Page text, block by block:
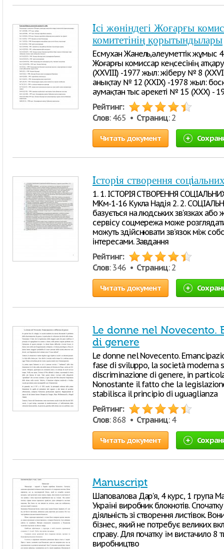
Iсі жөніндегі Жоғарғы
комитетінің қорытындылары
Есмухан Жанель,әлеуметтік жұмыс
Жоғарғы комиссар кеңсесінің
(XXVIII) -1977 жыл: жіберу № 8
анықтау № 12 (XXIX) -1978 жыл:
аумақтан тыс әрекеті № 15 (XXX) -
Рейтинг:
Слов: 465 • Страниц: 2
Читать документ
Iсторiя створення
1. 1. ІСТОРІЯ СТВОРЕННЯ
МКм-1-16 Кукла Надія 2. 2.
базується на людських зв’язках або
сервісу соцмережа може
можуть здійснювати зв’язок між
інтересами. Завдання
Рейтинг:
Слов: 346 • Страниц: 2
Читать документ
Le donne nel Novecento.
di genere
Le donne nel Novecento.
fase di sviluppo, la società
discriminazione di genere, in
Nonostante il fatto che la
stabilisca il principio di uguaglianza
Рейтинг:
Слов: 868 • Страниц: 4
Читать документ
Manuscript
Шаповалова Дар’я, 4 курс, 1 група
Україні виробник блокнотів.
діяльність зі створення листівок.
бізнес, який не потребує великих
справу. Для початку їм вистачило 8
виробництво